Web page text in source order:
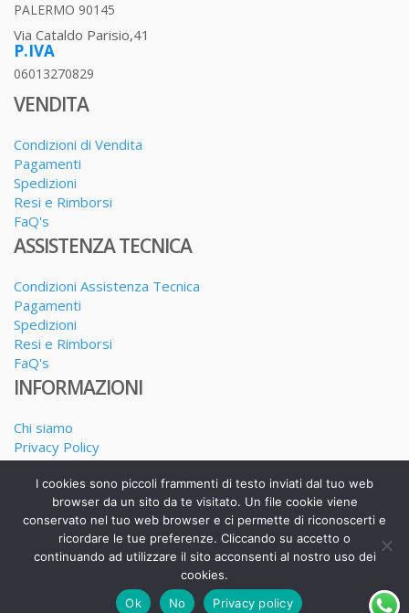
PALERMO 90145
Via Cataldo Parisio,41
P.IVA
06013270829
VENDITA
Condizioni di Vendita
Pagamenti
Spedizioni
Resi e Rimborsi
FaQ's
ASSISTENZA TECNICA
Condizioni Assistenza Tecnica
Pagamenti
Spedizioni
Resi e Rimborsi
FaQ's
INFORMAZIONI
Chi siamo
Privacy Policy
Dove siamo
I nostri Servizi
Realizzato da Alessandro Calderone copyright 2025
I cookies sono piccoli frammenti di testo inviati dal tuo web
browser da un sito da te visitato. Un file cookie viene
conservato nel tuo web browser e ci permette di riconoscerti e
ricordare le tue preferenze. Cliccando su accetto o
continuando ad utilizzare il sito acconsenti al nostro uso dei
cookies.
Ok
No Privacy policy